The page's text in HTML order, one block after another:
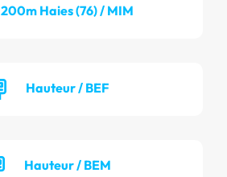
200m Haies (76) / MIM
Hauteur / BEF
Hauteur / BEM